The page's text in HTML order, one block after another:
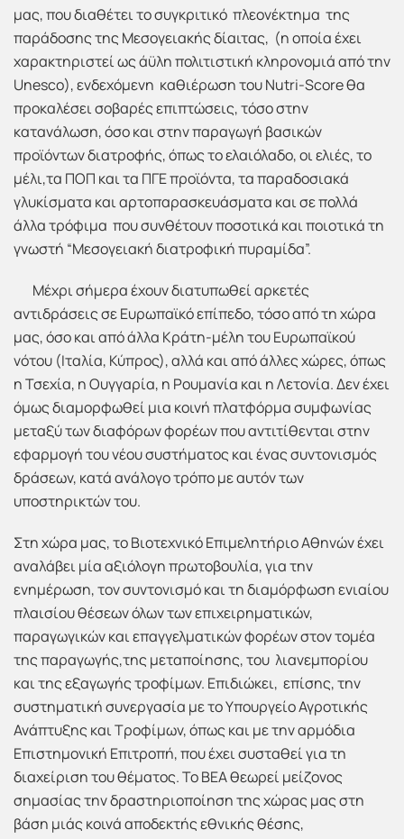
μας, που διαθέτει το συγκριτικό πλεονέκτημα της
παράδοσης της Μεσογειακής δίαιτας, (η οποία έχει
χαρακτηριστεί ως άϋλη πολιτιστική κληρονομιά από την
Unesco), ενδεχόμενη καθιέρωση του Nutri-Score θα
προκαλέσει σοβαρές επιπτώσεις, τόσο στην
κατανάλωση, όσο και στην παραγωγή βασικών
προϊόντων διατροφής, όπως το ελαιόλαδο, οι ελιές, το
μέλι,τα ΠΟΠ και τα ΠΓΕ προϊόντα, τα παραδοσιακά
γλυκίσματα και αρτοπαρασκευάσματα και σε πολλά
άλλα τρόφιμα που συνθέτουν ποσοτικά και ποιοτικά τη
γνωστή “Μεσογειακή διατροφική πυραμίδα”.
Μέχρι σήμερα έχουν διατυπωθεί αρκετές
αντιδράσεις σε Ευρωπαϊκό επίπεδο, τόσο από τη χώρα
μας, όσο και από άλλα Κράτη-μέλη του Ευρωπαϊκού
νότου (Ιταλία, Κύπρος), αλλά και από άλλες χώρες, όπως
η Τσεχία, η Ουγγαρία, η Ρουμανία και η Λετονία. Δεν έχει
όμως διαμορφωθεί μια κοινή πλατφόρμα συμφωνίας
μεταξύ των διαφόρων φορέων που αντιτίθενται στην
εφαρμογή του νέου συστήματος και ένας συντονισμός
δράσεων, κατά ανάλογο τρόπο με αυτόν των
υποστηρικτών του.
Στη χώρα μας, το Βιοτεχνικό Επιμελητήριο Αθηνών έχει
αναλάβει μία αξιόλογη πρωτοβουλία, για την
ενημέρωση, τον συντονισμό και τη διαμόρφωση ενιαίου
πλαισίου θέσεων όλων των επιχειρηματικών,
παραγωγικών και επαγγελματικών φορέων στον τομέα
της παραγωγής,της μεταποίησης, του λιανεμπορίου
και της εξαγωγής τροφίμων. Επιδιώκει, επίσης, την
συστηματική συνεργασία με το Υπουργείο Αγροτικής
Ανάπτυξης και Τροφίμων, όπως και με την αρμόδια
Επιστημονική Επιτροπή, που έχει συσταθεί για τη
διαχείριση του θέματος. Το ΒΕΑ θεωρεί μείζονος
σημασίας την δραστηριοποίηση της χώρας μας στη
βάση μιάς κοινά αποδεκτής εθνικής θέσης,